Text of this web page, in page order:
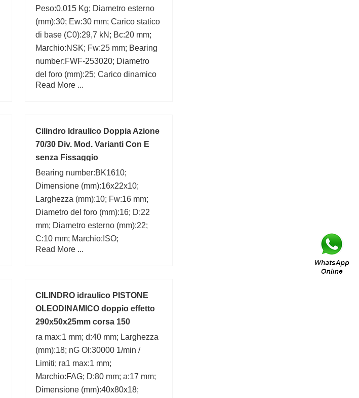
Peso:0,015 Kg; Diametro esterno
(mm):30; Ew:30 mm; Carico statico
di base (C0):29,7 kN; Bc:20 mm;
Marchio:NSK; Fw:25 mm; Bearing
number:FWF-253020; Diametro
del foro (mm):25; Carico dinamico
di base (C):18,8 kN;
Read More ...
Cilindro Idraulico Doppia Azione
70/30 Div. Mod. Varianti Con E
senza Fissaggio
Bearing number:BK1610;
Dimensione (mm):16x22x10;
Larghezza (mm):10; Fw:16 mm;
Diametro del foro (mm):16; D:22
mm; Diametro esterno (mm):22;
C:10 mm; Marchio:ISO;
Read More ...
CILINDRO idraulico PISTONE
OLEODINAMICO doppio effetto
290x50x25mm corsa 150
ra max:1 mm; d:40 mm; Larghezza
(mm):18; nG Ol:30000 1/min /
Limiti; ra1 max:1 mm;
Marchio:FAG; D:80 mm; a:17 mm;
Dimensione (mm):40x80x18;